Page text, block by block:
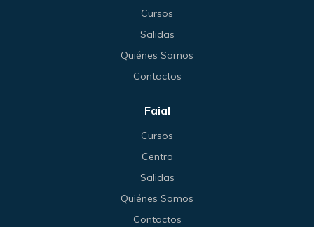
Cursos
Salidas
Quiénes Somos
Contactos
Faial
Cursos
Centro
Salidas
Quiénes Somos
Contactos